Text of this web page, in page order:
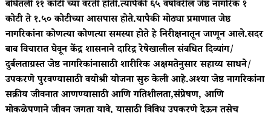
बघितली ११ कोटी च्या वरती होती.त्यापैकी ६५ वर्षावरील जेष्ठ नागरिक १
कोटी ते १.५० कोटीच्या आसपास होते.यापैकी मोठ्या प्रमाणात जेष्ठ
नागरिकांना कोणत्या कोणत्या समस्या होते हे निरीक्षनातून जाणून आले.सदर
बाब विचारात घेवून केंद्र शासनाने दारिद्र रेषेखालील संबधित दिव्यांग/
दुर्बलताग्रस्त जेष्ठ नागरिकांनासाठी शारीरिक अक्षमतेनुसार सहाय्य साधने/
उपकरणे पुरवण्यासाठी वयोश्री योजना सुरु केली आहे.अश्या जेष्ठ नागरिकांना
सक्रीय जीवनात आणण्यासाठी आणि गतिशीलता,संप्रेषण, आणि